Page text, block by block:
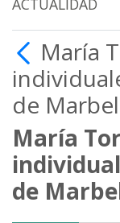
ACTUALIDAD
María
de
María
de